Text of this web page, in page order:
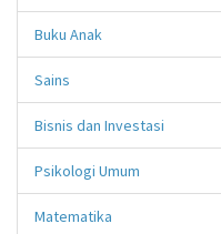
Buku Anak
Sains
Bisnis dan Investasi
Psikologi Umum
Matematika